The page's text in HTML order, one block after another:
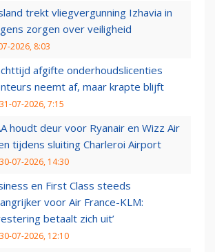
trekt vliegvergunning Izhavia in
zorgen over veiligheid
2026, 8:03
afgifte onderhoudslicenties
neemt af, maar krapte blijft
31-07-2026, 7:15
houdt deur voor Ryanair en Wizz Air
tijdens sluiting Charleroi Airport
30-07-2026, 14:30
en First Class steeds
voor Air France-KLM:
betaalt zich uit’
30-07-2026, 12:10